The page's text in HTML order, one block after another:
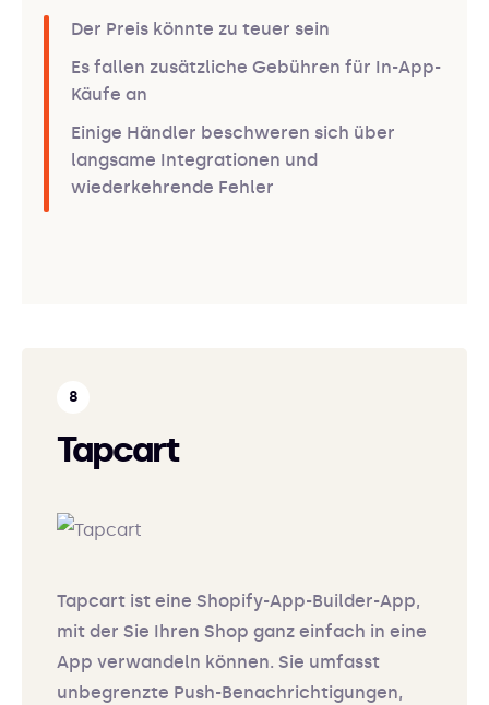
Der Preis könnte zu teuer sein
Es fallen zusätzliche Gebühren für In-App-
Käufe an
Einige Händler beschweren sich über
langsame Integrationen und
wiederkehrende Fehler
Tapcart
Tapcart ist eine Shopify-App-Builder-App,
mit der Sie Ihren Shop ganz einfach in eine
App verwandeln können. Sie umfasst
unbegrenzte Push-Benachrichtigungen,